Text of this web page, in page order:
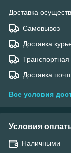
Доставка
Самовывоз
Доставка
Доставка
Все условия
Условия
Наличными